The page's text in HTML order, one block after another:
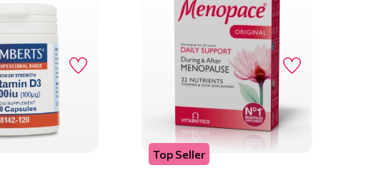
Top Seller